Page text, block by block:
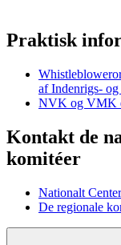
Praktisk
af Indenrigs-
NVK og VMK
Kontakt de
komitéer
Nationalt
De regionale